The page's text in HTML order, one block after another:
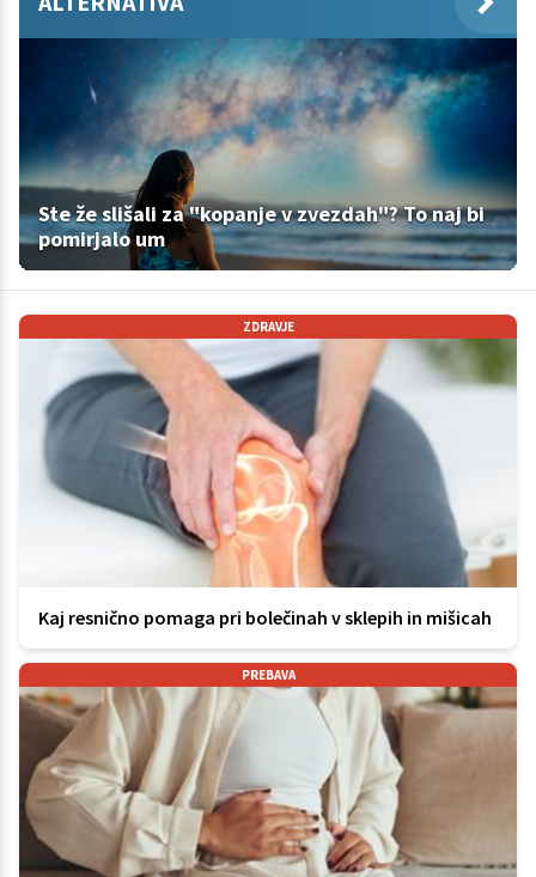
Ste že slišali za "kopanje v zvezdah"? To naj bi
pomirjalo um
ZDRAVJE
Kaj resnično pomaga pri bolečinah v sklepih in mišicah
PREBAVA